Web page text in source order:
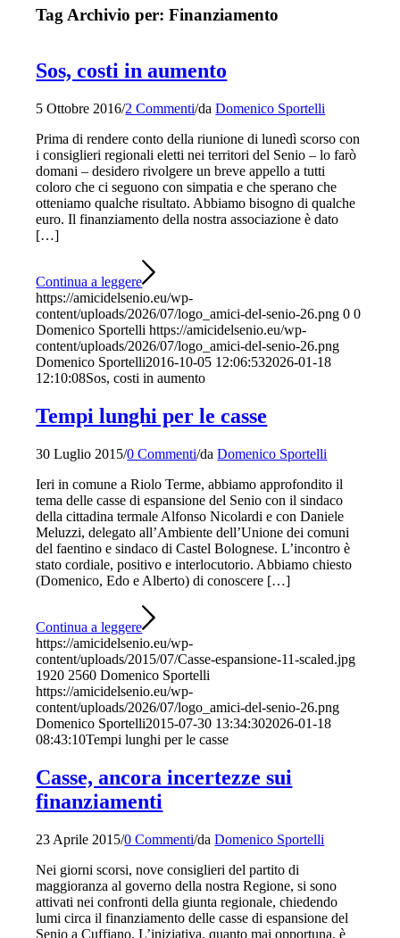
Tag Archivio per:Finanziamento
Sos, costi in aumento
5 Ottobre 2016/2 Commenti/daDomenico Sportelli
Prima di rendere conto della riunione di lunedì scorso con
i consiglieri regionali eletti nei territori del Senio – lo farò
domani – desidero rivolgere un breve appello a tutti
coloro che ci seguono con simpatia e che sperano che
otteniamo qualche risultato. Abbiamo bisogno di qualche
euro. Il finanziamento della nostra associazione è dato
[…]
Continua a leggere
https://amicidelsenio.eu/wp-
content/uploads/2026/07/logo_amici-del-senio-26.png 0 0
Domenico Sportelli https://amicidelsenio.eu/wp-
content/uploads/2026/07/logo_amici-del-senio-26.png
Domenico Sportelli2016-10-05 12:06:532026-01-18
12:10:08Sos, costi in aumento
Tempi lunghi per le casse
30 Luglio 2015/0 Commenti/daDomenico Sportelli
Ieri in comune a Riolo Terme, abbiamo approfondito il
tema delle casse di espansione del Senio con il sindaco
della cittadina termale Alfonso Nicolardi e con Daniele
Meluzzi, delegato all’Ambiente dell’Unione dei comuni
del faentino e sindaco di Castel Bolognese. L’incontro è
stato cordiale, positivo e interlocutorio. Abbiamo chiesto
(Domenico, Edo e Alberto) di conoscere […]
Continua a leggere
https://amicidelsenio.eu/wp-
content/uploads/2015/07/Casse-espansione-11-scaled.jpg
1920 2560 Domenico Sportelli
https://amicidelsenio.eu/wp-
content/uploads/2026/07/logo_amici-del-senio-26.png
Domenico Sportelli2015-07-30 13:34:302026-01-18
08:43:10Tempi lunghi per le casse
Casse, ancora incertezze sui
finanziamenti
23 Aprile 2015/0 Commenti/daDomenico Sportelli
Nei giorni scorsi, nove consiglieri del partito di
maggioranza al governo della nostra Regione, si sono
attivati nei confronti della giunta regionale, chiedendo
lumi circa il finanziamento delle casse di espansione del
Senio a Cuffiano. L’iniziativa, quanto mai opportuna, è